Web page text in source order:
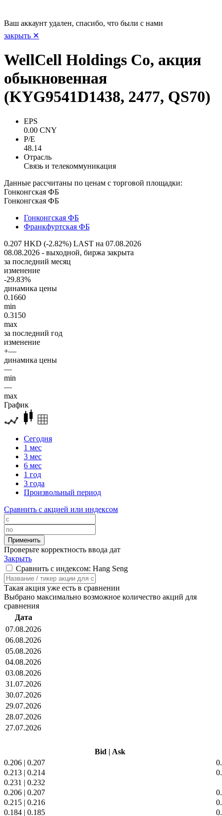
Ваш аккаунт удален, спасибо, что были с нами
закрыть ✕
WellCell Holdings Co, акция
обыкновенная
(KYG9541D1438, 2477, QS70)
EPS
0.00 CNY
P/E
48.14
Отрасль
Связь и телекоммуникация
Данные рассчитаны по ценам с торговой площадки:
Гонконгская ФБ
Гонконгская ФБ
Гонконгская ФБ
Франкфуртская ФБ
0.207 HKD (-2.82%) LAST на 07.08.2026
08.08.2026 - выходной, биржа закрыта
за последний месяц
изменение
-29.83%
динамика цены
0.1660
min
0.3150
max
за последний год
изменение
+—
динамика цены
—
min
—
max
График
Сегодня
1 мес
3 мес
6 мес
1 год
3 года
Произвольный период
Сравнить с акцией или индексом
Проверьте корректность ввода дат
Закрыть
Сравнить с индексом: Hang Seng
Такая акция уже есть в сравнении
Выбрано максимально возможное количество акций для
сравнения
Дата
07.08.2026
06.08.2026
05.08.2026
04.08.2026
03.08.2026
31.07.2026
30.07.2026
29.07.2026
28.07.2026
27.07.2026
Bid | Ask
0.206 | 0.207
0.213 | 0.214
0.231 | 0.232
0.206 | 0.207
0.215 | 0.216
0.184 | 0.185